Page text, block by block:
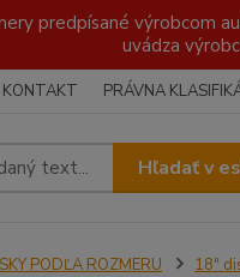
predpísané výrobcom
uvádza
KONTAKT PRÁVNA
Hľadať v
PODĽA ROZMERU 18"